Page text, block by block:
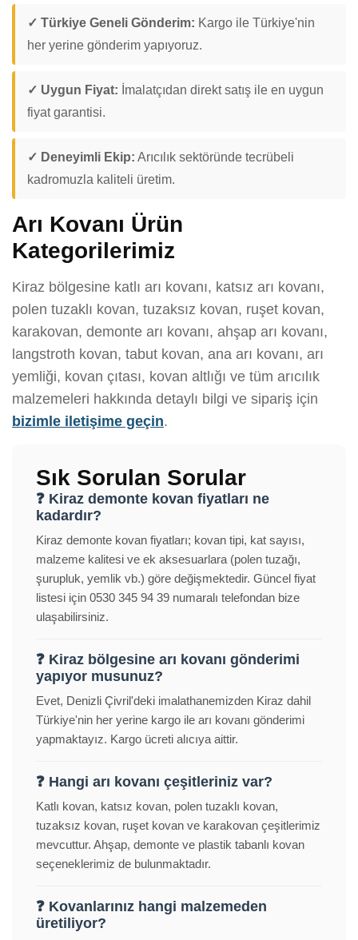
✓ Türkiye Geneli Gönderim: Kargo ile Türkiye'nin
her yerine gönderim yapıyoruz.
✓ Uygun Fiyat: İmalatçıdan direkt satış ile en uygun
fiyat garantisi.
✓ Deneyimli Ekip: Arıcılık sektöründe tecrübeli
kadromuzla kaliteli üretim.
Arı Kovanı Ürün
Kategorilerimiz
Kiraz bölgesine katlı arı kovanı, katsız arı kovanı,
polen tuzaklı kovan, tuzaksız kovan, ruşet kovan,
karakovan, demonte arı kovanı, ahşap arı kovanı,
langstroth kovan, tabut kovan, ana arı kovanı, arı
yemliği, kovan çıtası, kovan altlığı ve tüm arıcılık
malzemeleri hakkında detaylı bilgi ve sipariş için
bizimle iletişime geçin.
Sık Sorulan Sorular
❓ Kiraz demonte kovan fiyatları ne
kadardır?
Kiraz demonte kovan fiyatları; kovan tipi, kat sayısı,
malzeme kalitesi ve ek aksesuarlara (polen tuzağı,
şurupluk, yemlik vb.) göre değişmektedir. Güncel fiyat
listesi için 0530 345 94 39 numaralı telefondan bize
ulaşabilirsiniz.
❓ Kiraz bölgesine arı kovanı gönderimi
yapıyor musunuz?
Evet, Denizli Çivril'deki imalathanemizden Kiraz dahil
Türkiye'nin her yerine kargo ile arı kovanı gönderimi
yapmaktayız. Kargo ücreti alıcıya aittir.
❓ Hangi arı kovanı çeşitleriniz var?
Katlı kovan, katsız kovan, polen tuzaklı kovan,
tuzaksız kovan, ruşet kovan ve karakovan çeşitlerimiz
mevcuttur. Ahşap, demonte ve plastik tabanlı kovan
seçeneklerimiz de bulunmaktadır.
❓ Kovanlarınız hangi malzemeden
üretiliyor?